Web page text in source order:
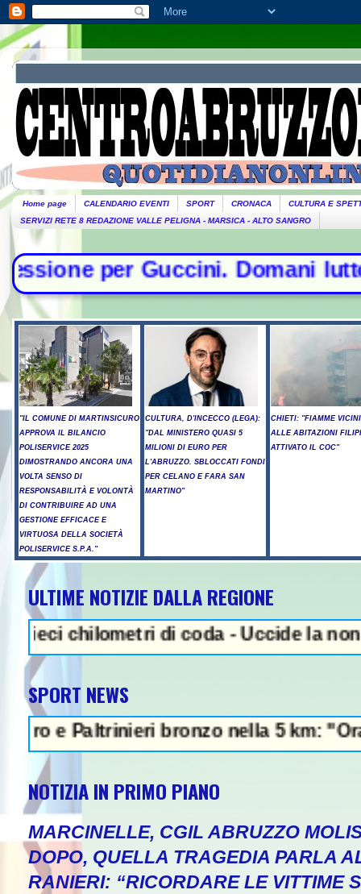
Home page CALENDARIO EVENTI SPORT CRONACA
CULTURA E
SERVIZI RETE 8 REDAZIONE VALLE PELIGNA - MARSICA - ALTO SANGRO
Domani lutto
"IL COMUNE DI MARTINSICURO
APPROVA IL BILANCIO
POLISERVICE 2025
DIMOSTRANDO ANCORA UNA
VOLTA SENSO DI
RESPONSABILITÀ E VOLONTÀ
DI CONTRIBUIRE AD UNA
GESTIONE EFFICACE E
VIRTUOSA DELLA SOCIETÀ
POLISERVICE S.P.A."
CULTURA, D'INCECCO (LEGA):
"DAL MINISTERO QUASI 5
MILIONI DI EURO PER
L'ABRUZZO. SBLOCCATI FONDI
PER CELANO E FARA SAN
MARTINO"
CHIETI: "FIAMME
ALLE ABITAZIONI
ATTIVATO IL COC"
ULTIME NOTIZIE DALLA REGIONE
di coda - Uccide la nonna a
SPORT NEWS
bronzo nella 5 km: "Ora ci
NOTIZIA IN PRIMO PIANO
MARCINELLE, CGIL ABRUZZO
DOPO, QUELLA TRAGEDIA PARLA
RANIERI: “RICORDARE LE VITTIME
NEWS IN EVIDENZA -